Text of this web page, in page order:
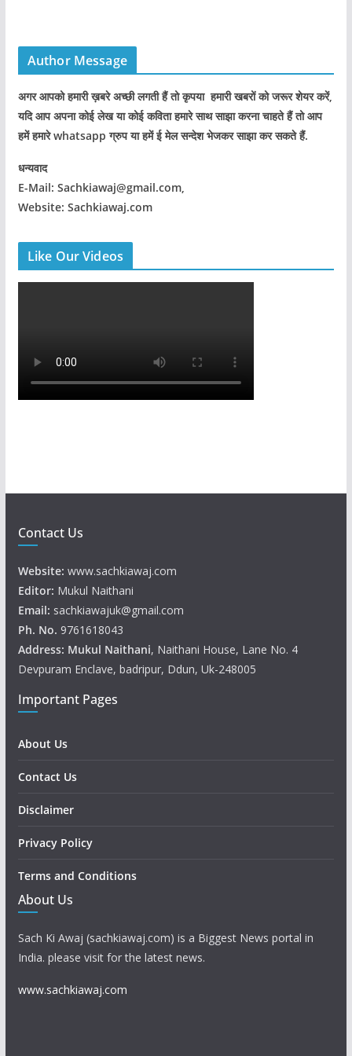
Author Message
अगर आपको हमारी ख़बरे अच्छी लगती हैं तो कृपया हमारी खबरों को जरूर शेयर करें,
यदि आप अपना कोई लेख या कोई कविता हमारे साथ साझा करना चाहते हैं तो आप
हमें हमारे whatsapp ग्रुप या हमें ई मेल सन्देश भेजकर साझा कर सकते हैं.
धन्यवाद
E-Mail: Sachkiawaj@gmail.com,
Website: Sachkiawaj.com
Like Our Videos
Contact Us
Website: www.sachkiawaj.com
Editor: Mukul Naithani
Email: sachkiawajuk@gmail.com
Ph. No. 9761618043
Address: Mukul Naithani, Naithani House, Lane No. 4
Devpuram Enclave, badripur, Ddun, Uk-248005
Important Pages
About Us
Contact Us
Disclaimer
Privacy Policy
Terms and Conditions
About Us
Sach Ki Awaj (sachkiawaj.com) is a Biggest News portal in
India. please visit for the latest news.
www.sachkiawaj.com